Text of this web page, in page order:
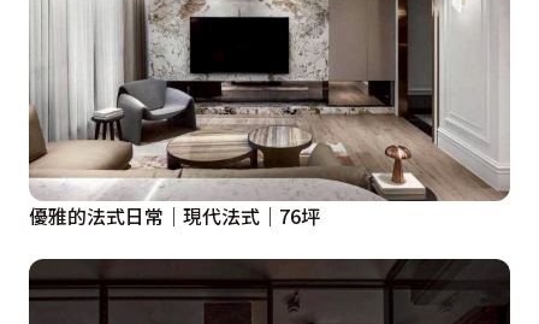
優雅的法式日常｜現代法式｜76坪